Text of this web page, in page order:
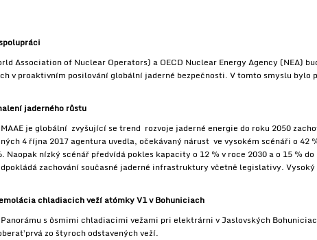
Association of Nuclear Operators) a OECD Nuclear Energy Agency (NEA)
v proaktivním posilování globální jaderné bezpečnosti. V tomto smyslu bylo
jaderného růstu
je globální zvyšující se trend rozvoje jaderné energie do roku 2050
4 října 2017 agentura uvedla, očekávaný nárust ve vysokém scénáři o 42
Naopak nízký scénář předvídá pokles kapacity o 12 % v roce 2030 a o 15 %
zachování současné jaderné infrastruktury včetně legislativy.
chladiacich veží atómky V1 v Bohuniciach
s ôsmimi chladiacimi vežami pri elektrárni v Jaslovských
prvá zo štyroch odstavených veží.